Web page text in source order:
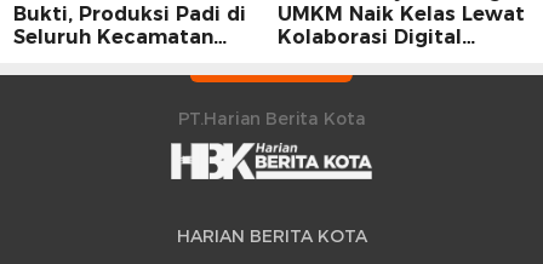
Bukti, Produksi Padi di
Seluruh Kecamatan
UMKM Naik Kelas Lewat
Kolaborasi Digital
PT.Harian Berita Kota
HARIAN BERITA KOTA